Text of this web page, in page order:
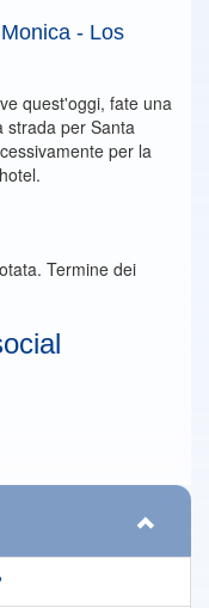
- Los
quest'oggi, fate una
strada per Santa
per la
Termine dei